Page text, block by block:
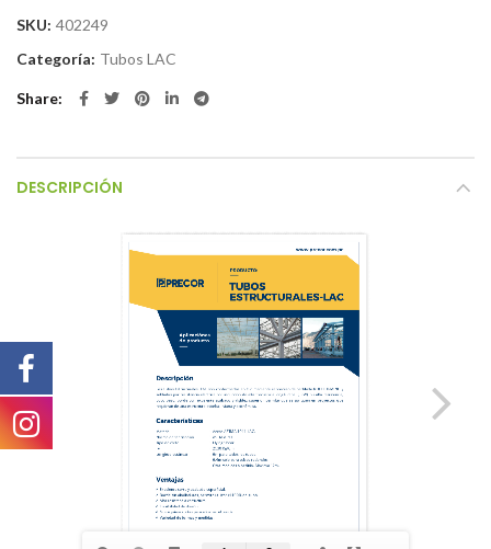
SKU: 402249
Categoría: Tubos LAC
Share
DESCRIPCIÓN